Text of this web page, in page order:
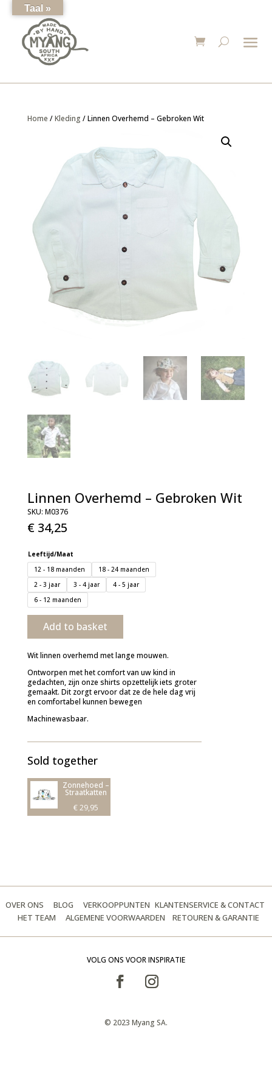
Home /Kleding / Linnen Overhemd – Gebroken Wit
Linnen Overhemd – Gebroken Wit
SKU: M0376
€34,25
Leeftijd/Maat
12 - 18 maanden
18 - 24 maanden
2 - 3 jaar
3 - 4 jaar
4 - 5 jaar
6 - 12 maanden
Add to basket
Wit linnen overhemd met lange mouwen.
Ontworpen met het comfort van uw kind in
gedachten, zijn onze shirts opzettelijk iets groter
gemaakt. Dit zorgt ervoor dat ze de hele dag vrij
en comfortabel kunnen bewegen
Machinewasbaar.
Sold together
Zonnehoed –
Straatkatten
€29,95
OVER ONS BLOG VERKOOPPUNTEN KLANTENSERVICE & CONTACT
HET TEAM
ALGEMENE VOORWAARDEN RETOUREN & GARANTIE
VOLG ONS VOOR INSPIRATIE
© 2023 Myang SA.
Taal »